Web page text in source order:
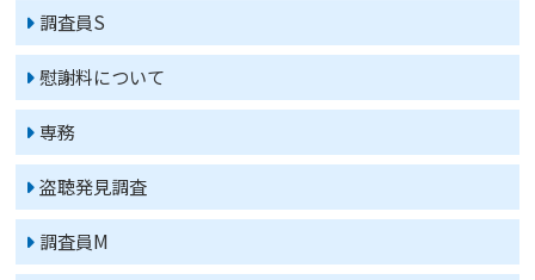
調査員S
慰謝料について
専務
盗聴発見調査
調査員M